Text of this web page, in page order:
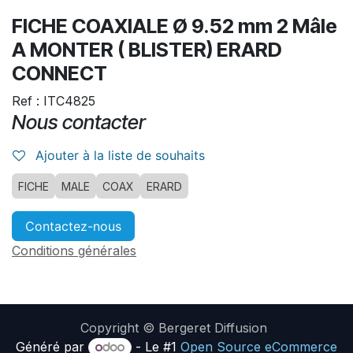
FICHE COAXIALE Ø 9.52 mm 2 Mâle
A MONTER ( BLISTER) ERARD
CONNECT
Ref : ITC4825
Nous contacter
Ajouter à la liste de souhaits
FICHE MALE COAX ERARD
Contactez-nous
Conditions générales
Copyright © Bergeret Diffusion
Généré par
- Le #1 Open Source eCommerce